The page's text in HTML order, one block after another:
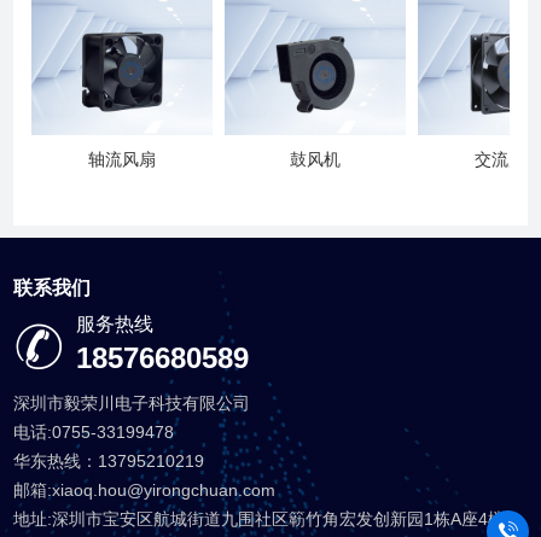
轴流风扇 鼓风机 交流风
联系我们
服务热线
18576680589
深圳市毅荣川电子科技有限公司
电话:0755-33199478
华东热线：13795210219
邮箱:xiaoq.hou@yirongchuan.com
地址:深圳市宝安区航城街道九围社区簕竹角宏发创新园1栋A座4楼